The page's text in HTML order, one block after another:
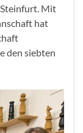
Mit
hat
den siebten